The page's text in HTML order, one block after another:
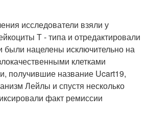
исследователи взяли у
Т - типа и отредактировали
были нацелены исключительно на
клетками
получившие название Ucart19,
Лейлы и спустя несколько
факт ремиссии